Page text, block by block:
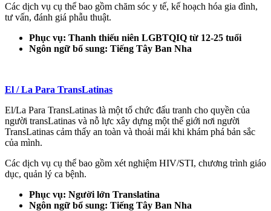
Các dịch vụ cụ thể bao gồm chăm sóc y tế, kế hoạch hóa gia đình,
tư vấn, đánh giá phẫu thuật.
Phục vụ: Thanh thiếu niên LGBTQIQ từ 12-25 tuổi
Ngôn ngữ bổ sung: Tiếng Tây Ban Nha
El / La Para TransLatinas
El/La Para TransLatinas là một tổ chức đấu tranh cho quyền của
người transLatinas và nỗ lực xây dựng một thế giới nơi người
TransLatinas cảm thấy an toàn và thoải mái khi khám phá bản sắc
của mình.
Các dịch vụ cụ thể bao gồm xét nghiệm HIV/STI, chương trình giáo
dục, quản lý ca bệnh.
Phục vụ: Người lớn Translatina
Ngôn ngữ bổ sung: Tiếng Tây Ban Nha